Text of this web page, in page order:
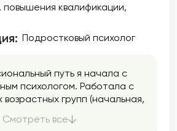
повышения квалификации
Подростковый психолог
путь я начала с
психологом. Работала с
возрастных групп (начальная,
и групповую диагностику.
Смотреть все